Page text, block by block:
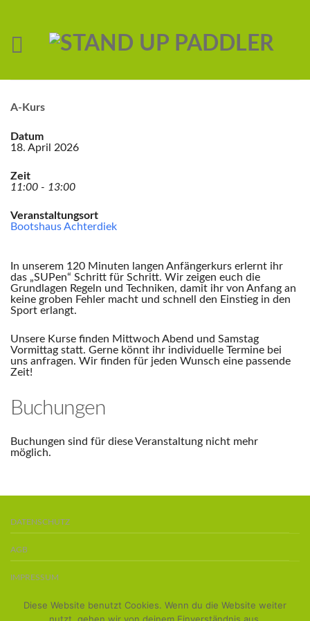
A-Kurs
Datum
18. April 2026
Zeit
11:00 - 13:00
Veranstaltungsort
Bootshaus Achterdiek
In unserem 120 Minuten langen Anfängerkurs erlernt ihr
das „SUPen“ Schritt für Schritt. Wir zeigen euch die
Grundlagen Regeln und Techniken, damit ihr von Anfang an
keine groben Fehler macht und schnell den Einstieg in den
Sport erlangt.
Unsere Kurse finden Mittwoch Abend und Samstag
Vormittag statt. Gerne könnt ihr individuelle Termine bei
uns anfragen. Wir finden für jeden Wunsch eine passende
Zeit!
Buchungen
Buchungen sind für diese Veranstaltung nicht mehr
möglich.
DATENSCHUTZ
AGB
IMPRESSUM
BOARDS KAUFEN
Diese Website benutzt Cookies. Wenn du die Website weiter